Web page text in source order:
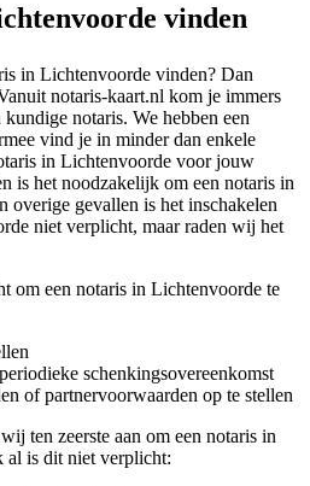
vinden
in Lichtenvoorde vinden? Dan
notaris-kaart.nl kom je immers
notaris. We hebben een
vind je in minder dan enkele
in Lichtenvoorde voor jouw
is het noodzakelijk om een notaris in
overige gevallen is het inschakelen
niet verplicht, maar raden wij het
om een notaris in Lichtenvoorde te
schenkingsovereenkomst
of partnervoorwaarden op te stellen
ten zeerste aan om een notaris in
al is dit niet verplicht: